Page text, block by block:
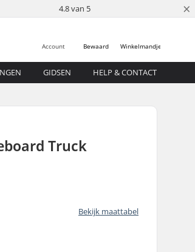
4.8 van 5 ×
Winkelmandje
Bewaard
Account
GIDSEN HELP & CONTACT
Truck
Bekijk maattabel